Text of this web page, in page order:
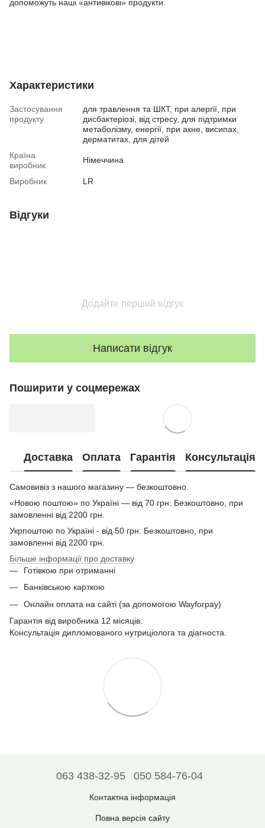
допоможуть наші «антивікові» продукти.
Характеристики
Застосування
продукту
для травлення та ШКТ, при алергії, при
дисбактеріозі, від стресу, для підтримки
метаболізму, енергії, при акне, висипах,
дерматитах, для дітей
Країна
виробник
Німеччина
Виробник LR
Відгуки
Додайте перший відгук
Написати відгук
Поширити у соцмережах
Доставка Оплата Гарантія Консультація
Самовивіз з нашого магазину — безкоштовно.
«Новою поштою» по Україні — від 70 грн. Безкоштовно, при
замовленні від 2200 грн.
Укрпоштою по Україні - від 50 грн. Безкоштовно, при
замовленні від 2200 грн.
Більше інформації про доставку
Готівкою при отриманні
Банківською карткою
Онлайн оплата на сайті (за допомогою Wayforpay)
Гарантія від виробника 12 місяців.
Консультація дипломованого нутриціолога та діагноста.
063 438-32-95 050 584-76-04
Контактна інформація
Повна версія сайту